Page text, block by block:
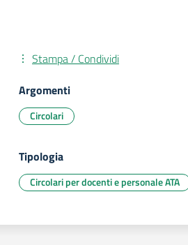
Stampa / Condividi
Argomenti
Circolari
Tipologia
Circolari per docenti e personale ATA